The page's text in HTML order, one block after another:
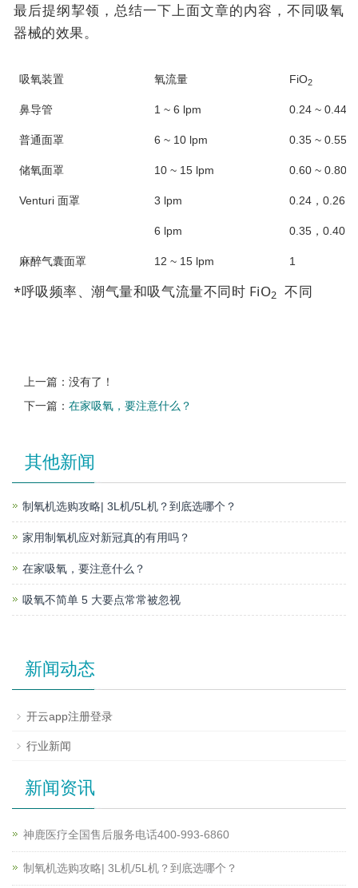
最后提纲挈领，总结一下上面文章的内容，不同吸氧
器械的效果。
吸氧装置 氧流量 FiO2
鼻导管 1 ~ 6 lpm 0.24 ~ 0.44*
普通面罩 6 ~ 10 lpm 0.35 ~ 0.55*
储氧面罩 10 ~ 15 lpm 0.60 ~ 0.80*
Venturi 面罩 3 lpm 0.24，0.26
6 lpm 0.35，0.40
麻醉气囊面罩 12 ~ 15 lpm 1
*呼吸频率、潮气量和吸气流量不同时 FiO2 不同
上一篇：没有了！
下一篇： 在家吸氧，要注意什么？
其他新闻
制氧机选购攻略| 3L机/5L机？到底选哪个？
家用制氧机应对新冠真的有用吗？
在家吸氧，要注意什么？
吸氧不简单 5 大要点常常被忽视
新闻动态
开云app注册登录
行业新闻
新闻资讯
神鹿医疗全国售后服务电话400-993-6860
制氧机选购攻略| 3L机/5L机？到底选哪个？